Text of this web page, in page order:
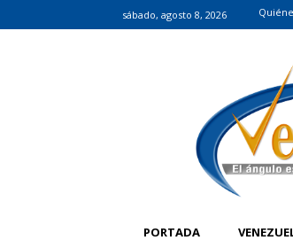
sábado, agosto 8, 2026
PORTADA